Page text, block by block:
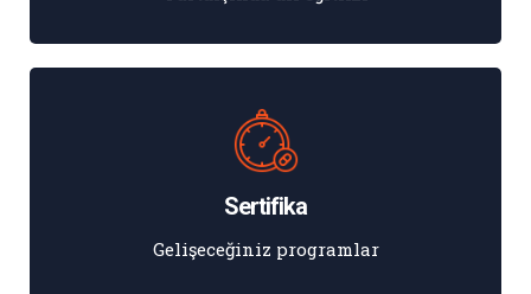
Sertifika
Gelişeceğiniz programlar